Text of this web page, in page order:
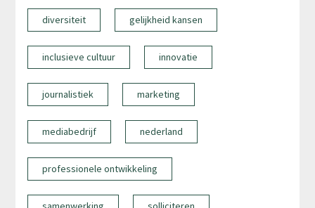
diversiteit gelijkheid kansen
inclusieve cultuur innovatie
journalistiek marketing
mediabedrijf nederland
professionele ontwikkeling